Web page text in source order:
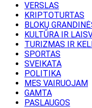
VERSLAS
KRIPTOTURTAS
BLOKŲ
KULTŪRA IR
TURIZMAS IR
SPORTAS
SVEIKATA
POLITIKA
MES VAIRUOJAM
GAMTA
PASLAUGOS